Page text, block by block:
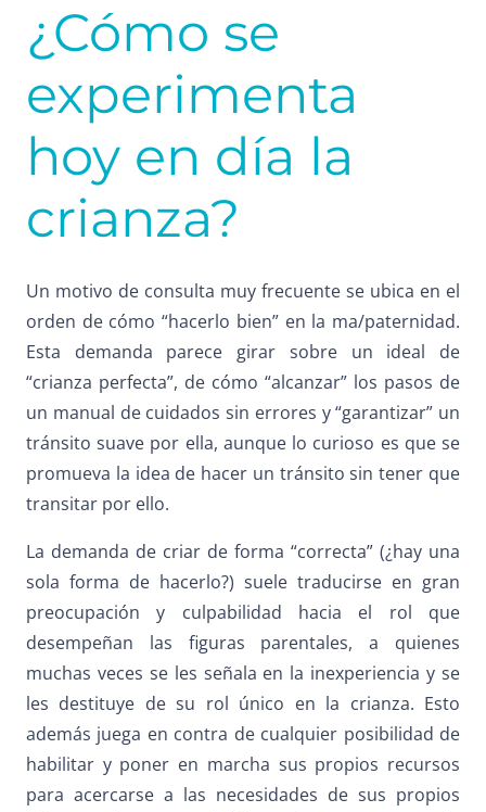
¿Cómo se
experimenta
hoy en día la
crianza?
Un motivo de consulta muy frecuente se ubica en el
orden de cómo “hacerlo bien” en la ma/paternidad.
Esta demanda parece girar sobre un ideal de
“crianza perfecta”, de cómo “alcanzar” los pasos de
un manual de cuidados sin errores y “garantizar” un
tránsito suave por ella, aunque lo curioso es que se
promueva la idea de hacer un tránsito sin tener que
transitar por ello.
La demanda de criar de forma “correcta” (¿hay una
sola forma de hacerlo?) suele traducirse en gran
preocupación y culpabilidad hacia el rol que
desempeñan las figuras parentales, a quienes
muchas veces se les señala en la inexperiencia y se
les destituye de su rol único en la crianza. Esto
además juega en contra de cualquier posibilidad de
habilitar y poner en marcha sus propios recursos
para acercarse a las necesidades de sus propios